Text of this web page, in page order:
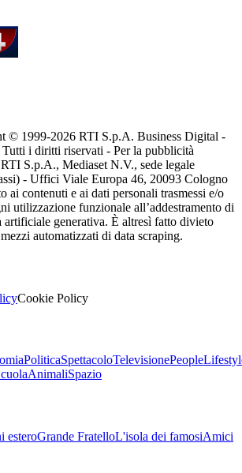
© 1999-2026 RTI S.p.A. Business Digital -
i diritti riservati - Per la pubblicità
S.p.A., Mediaset N.V., sede legale
- Uffici Viale Europa 46, 20093 Cologno
ai contenuti e ai dati personali trasmessi e/o
utilizzazione funzionale all’addestramento di
artificiale generativa. È altresì fatto divieto
automatizzati di data scraping.
Cookie Policy
PoliticaSpettacoloTelevisionePeople
AnimaliSpazio
esteroGrande FratelloL'isola dei famosiAmici